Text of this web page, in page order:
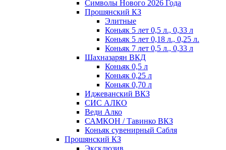
Символы Нового 2026 Года
Прошянский КЗ
Элитные
Коньяк 5 лет 0,5 л., 0,33 л
Коньяк 5 лет 0,18 л., 0,25 л.
Коньяк 7 лет 0,5 л., 0,33 л
Шахназарян ВКД
Коньяк 0,5 л
Коньяк 0,25 л
Коньяк 0,70 л
Иджеванский ВКЗ
СИС АЛКО
Веди Алко
САМКОН / Тавинко ВКЗ
Коньяк сувенирный Сабля
Прошянский КЗ
Эксклюзив